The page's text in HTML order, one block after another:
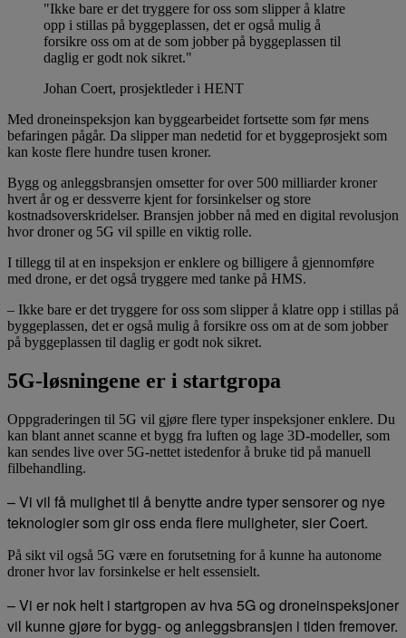
"Ikke bare er det tryggere for oss som slipper å klatre
opp i stillas på byggeplassen, det er også mulig å
forsikre oss om at de som jobber på byggeplassen til
daglig er godt nok sikret."
Johan Coert, prosjektleder i HENT
Med droneinspeksjon kan byggearbeidet fortsette som før mens
befaringen pågår. Da slipper man nedetid for et byggeprosjekt som
kan koste flere hundre tusen kroner.
Bygg og anleggsbransjen omsetter for over 500 milliarder kroner
hvert år og er dessverre kjent for forsinkelser og store
kostnadsoverskridelser. Bransjen jobber nå med en digital revolusjon
hvor droner og 5G vil spille en viktig rolle.
I tillegg til at en inspeksjon er enklere og billigere å gjennomføre
med drone, er det også tryggere med tanke på HMS.
– Ikke bare er det tryggere for oss som slipper å klatre opp i stillas på
byggeplassen, det er også mulig å forsikre oss om at de som jobber
på byggeplassen til daglig er godt nok sikret.
5G-løsningene er i startgropa
Oppgraderingen til 5G vil gjøre flere typer inspeksjoner enklere. Du
kan blant annet scanne et bygg fra luften og lage 3D-modeller, som
kan sendes live over 5G-nettet istedenfor å bruke tid på manuell
filbehandling.
– Vi vil få mulighet til å benytte andre typer sensorer og nye
teknologier som gir oss enda flere muligheter, sier Coert.
På sikt vil også 5G være en forutsetning for å kunne ha autonome
droner hvor lav forsinkelse er helt essensielt.
– Vi er nok helt i startgropen av hva 5G og droneinspeksjoner
vil kunne gjøre for bygg- og anleggsbransjen i tiden fremover.